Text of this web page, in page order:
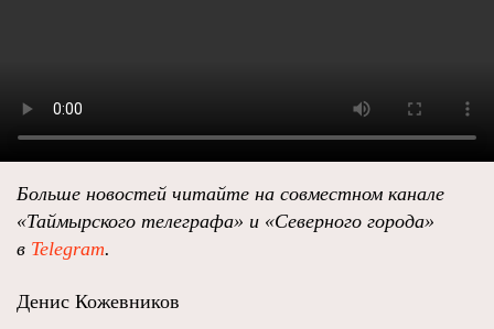
Больше новостей читайте на совместном канале
«Таймырского телеграфа» и «Северного города»
в Telegram.
Денис Кожевников